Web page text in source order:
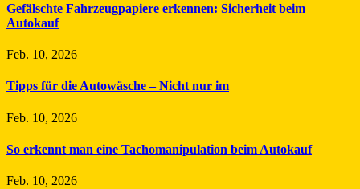
Gefälschte Fahrzeugpapiere erkennen: Sicherheit beim
Autokauf
Feb. 10, 2026
Tipps für die Autowäsche – Nicht nur im
Feb. 10, 2026
So erkennt man eine Tachomanipulation beim Autokauf
Feb. 10, 2026